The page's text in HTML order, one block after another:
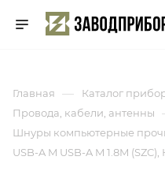
Главная — Каталог
Провода, кабели, антенны
Шнуры компьютерные
USB-A M USB-A M 1.8M